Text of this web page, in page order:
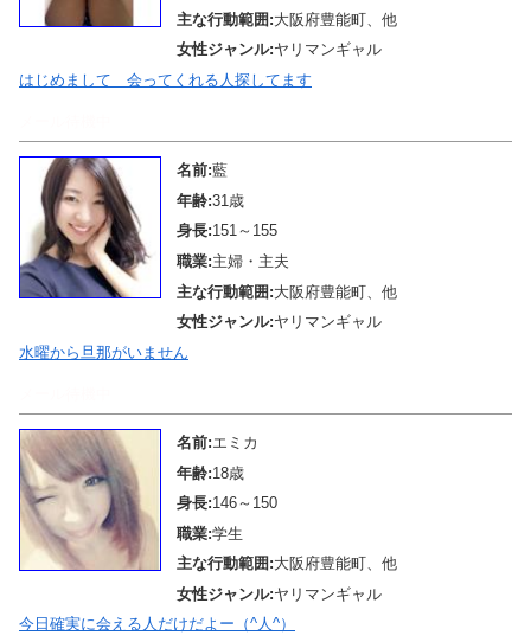
主な行動範囲:大阪府豊能町、他
女性ジャンル:ヤリマンギャル
はじめまして 会ってくれる人探してます
名前:藍
年齢:31歳
身長:151～155
職業:主婦・主夫
主な行動範囲:大阪府豊能町、他
女性ジャンル:ヤリマンギャル
水曜から旦那がいません
名前:エミカ
年齢:18歳
身長:146～150
職業:学生
主な行動範囲:大阪府豊能町、他
女性ジャンル:ヤリマンギャル
今日確実に会える人だけだよー（^人^）